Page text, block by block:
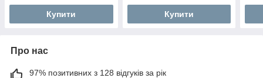
Купити Купити
Про нас
97% позитивних з 128 відгуків за рік